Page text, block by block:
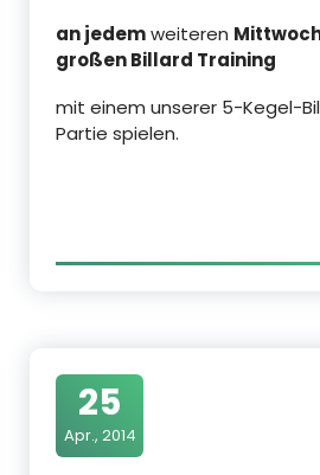
an jedemweiteren
großen Billard Training
mit einem unserer 5-Kegel-
Partie spielen.
25
Apr., 2014